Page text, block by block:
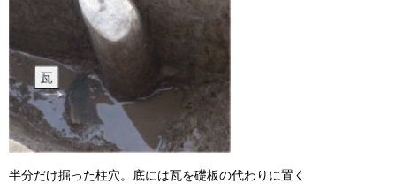
半分だけ掘った柱穴。底には瓦を礎板の代わりに置く